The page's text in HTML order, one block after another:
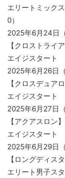
エリートミック
0）
2025年6月24日（
【クロストライ
エイジスタート
2025年6月26日（
【クロスデュアロ
エイジスタート
2025年6月27日（
【アクアスロン】
エイジスタート
2025年6月29日（
【ロングディス
エリート男子ス